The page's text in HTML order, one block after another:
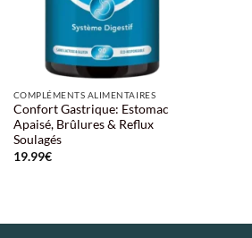
COMPLÉMENTS ALIMENTAIRES
Confort Gastrique: Estomac
Apaisé, Brûlures & Reflux
Soulagés
19.99€